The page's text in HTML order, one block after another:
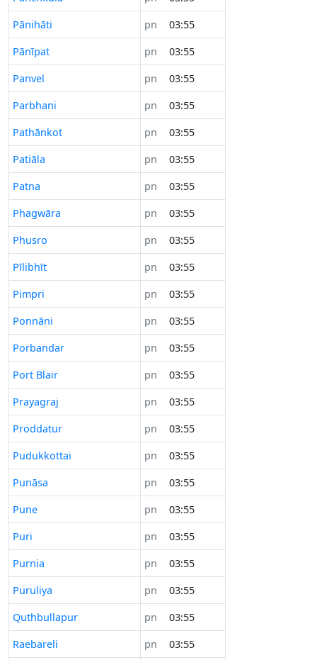
Pānihāti
pn
03:55
Pānīpat
pn
03:55
Panvel
pn
03:55
Parbhani
pn
03:55
Pathānkot
pn
03:55
Patiāla
pn
03:55
Patna
pn
03:55
Phagwāra
pn
03:55
Phusro
pn
03:55
Pīlibhīt
pn
03:55
Pimpri
pn
03:55
Ponnāni
pn
03:55
Porbandar
pn
03:55
Port Blair
pn
03:55
Prayagraj
pn
03:55
Proddatur
pn
03:55
Pudukkottai
pn
03:55
Punāsa
pn
03:55
Pune
pn
03:55
Puri
pn
03:55
Purnia
pn
03:55
Puruliya
pn
03:55
Quthbullapur
pn
03:55
Raebareli
pn
03:55